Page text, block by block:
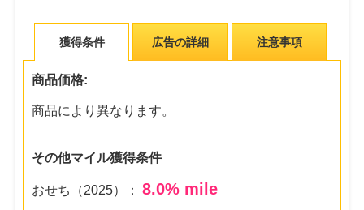
獲得条件 広告の詳細 注意事項
商品価格:
商品により異なります。
その他マイル獲得条件
おせち（2025）：8.0% mile